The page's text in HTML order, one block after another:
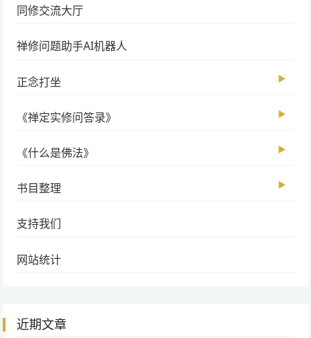
同修交流大厅
禅修问题助手AI机器人
正念打坐 ▶
《禅定实修问答录》 ▶
《什么是佛法》 ▶
书目整理 ▶
支持我们
网站统计
近期文章